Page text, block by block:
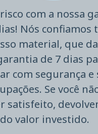
risco com a nossa
Nós confiamos
material, que
de 7 dias
com segurança e
Se você
satisfeito,
valor investido.